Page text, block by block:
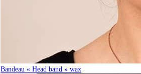
Bandeau « Head band » wax